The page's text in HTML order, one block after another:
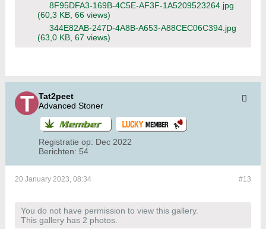
8F95DFA3-169B-4C5E-AF3F-1A5209523264.jpg
(60,3 KB, 66 views)
344E82AB-247D-4A8B-A653-A88CEC06C394.jpg
(63,0 KB, 67 views)
Tat2peet
Advanced Stoner
Registratie op: Dec 2022
Berichten: 54
#13
20 January 2023, 08:34
You do not have permission to view this gallery.
This gallery has 2 photos.